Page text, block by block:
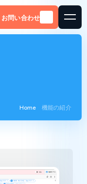
お問い合わせ
Home 機能の紹介